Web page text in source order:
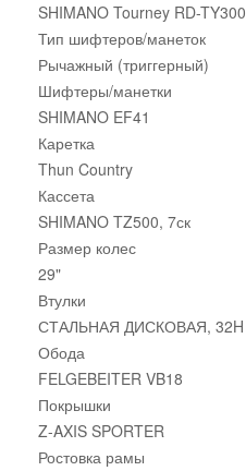
SHIMANO Tourney RD-TY300
Тип шифтеров/манеток
Рычажный (триггерный)
Шифтеры/манетки
SHIMANO EF41
Каретка
Thun Country
Кассета
SHIMANO TZ500, 7ск
Размер колес
29"
Втулки
СТАЛЬНАЯ ДИСКОВАЯ, 32H
Обода
FELGEBEITER VB18
Покрышки
Z-AXIS SPORTER
Ростовка рамы